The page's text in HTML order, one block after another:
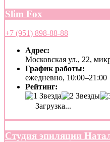
Slim Fox
+7 (951) 898-88-88
Адрес:
Московская ул., 22,
График работы:
ежедневно, 10:00–21:00
Рейтинг:
Загрузка...
Студия эпиляции